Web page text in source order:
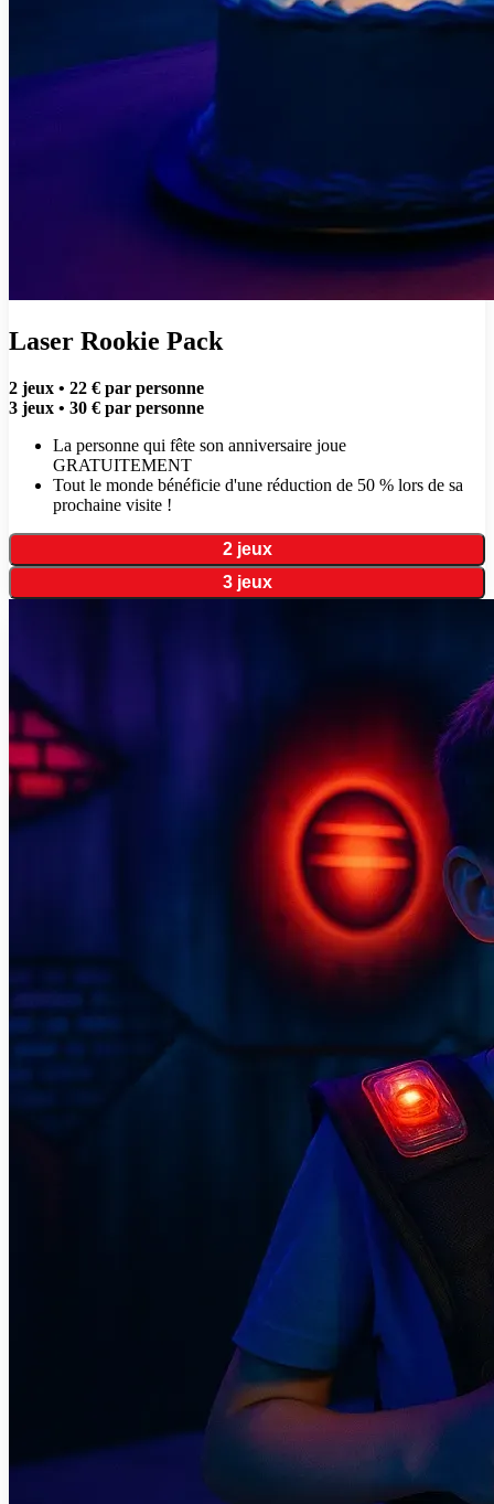
Laser Rookie Pack
2 jeux • 22 € par personne
3 jeux • 30 € par personne
La personne qui fête son anniversaire joue
GRATUITEMENT
Tout le monde bénéficie d'une réduction de 50 % lors de sa
prochaine visite !
2 jeux
3 jeux